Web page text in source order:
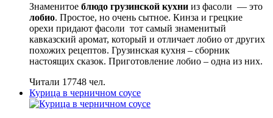
Знаменитое блюдо грузинской кухни из фасоли — это
лобио. Простое, но очень сытное. Кинза и грецкие
орехи придают фасоли тот самый знаменитый
кавказский аромат, который и отличает лобио от других
похожих рецептов. Грузинская кухня – сборник
настоящих сказок. Приготовление лобио – одна из них.
Читали 17748 чел.
Курица в черничном соусе